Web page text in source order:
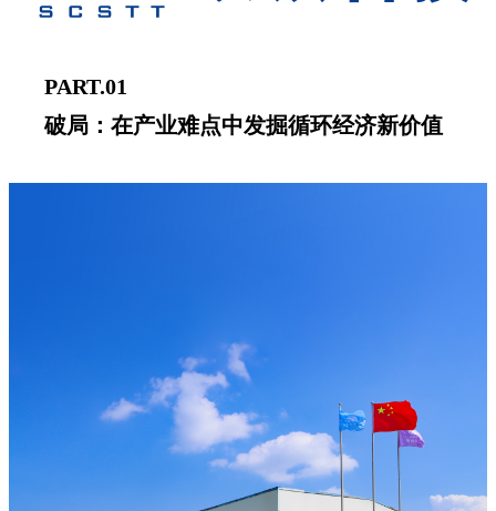
PART.01
破局：在产业难点中发掘循环经济新价值